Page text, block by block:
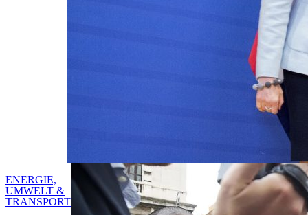
ENERGIE,
UMWELT &
TRANSPORT